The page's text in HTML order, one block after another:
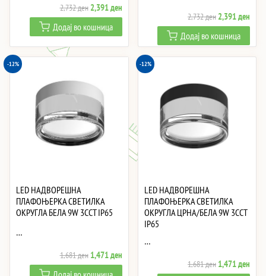
2,732ден Original
price
was:
2,732 ден.
2,391денCurrent
price
is:
2,391 ден.
Додај во кошница
2,732ден Original
price
was:
2,732 ден.
2,391ден
price
is:
Додај во кошница
-12%
LED НАДВОРЕШНА
ПЛАФОЊЕРКА СВЕТИЛКА
ОКРУГЛА БЕЛА 9W 3CCT IP65
…
1,681ден Original
price
1,471денCurrent
price
-12%
LED НАДВОРЕШНА
ПЛАФОЊЕРКА СВЕТИЛКА
ОКРУГЛА ЦРНА/БЕЛА 9W 3CCT
IP65
…
1,681ден Original
1,471ден